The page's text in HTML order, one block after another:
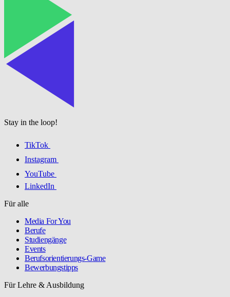
Stay in the loop!
TikTok
Instagram
YouTube
LinkedIn
Für alle
Media For You
Berufe
Studiengänge
Events
Berufsorientierungs-Game
Bewerbungstipps
Für Lehre & Ausbildung